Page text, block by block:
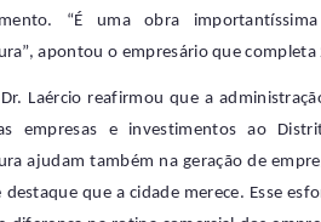
“É uma obra
apontou o empresário que
Laércio reafirmou que a
empresas e investimentos ao
ajudam também na geração de
destaque que a cidade merece. Esse